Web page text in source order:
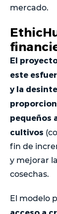
mercado.
El
este
y la
pequeños
cultivos
fin de
y mejorar
cosechas.
El modelo
acceso a